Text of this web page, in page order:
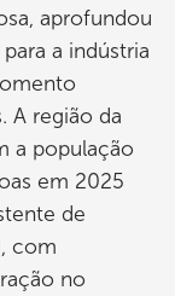
aprofundou
a indústria
A região da
a população
em 2025
de
com
no